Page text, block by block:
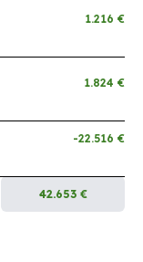
1.216 €
1.824 €
-22.516 €
42.653 €